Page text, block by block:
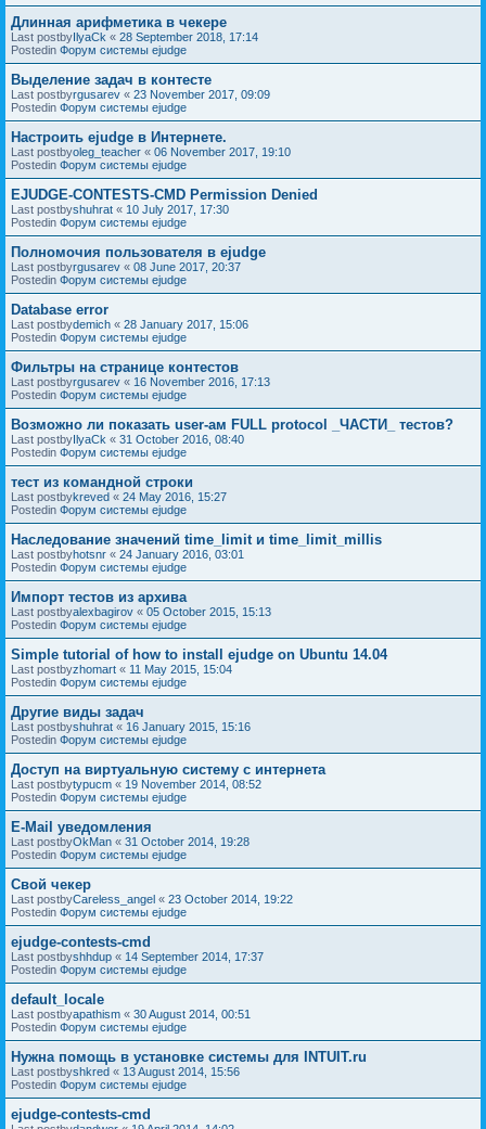
Длинная арифметика в чекере
Last postbyIlyaCk « 28 September 2018, 17:14
Postedin Форум системы ejudge
Выделение задач в контесте
Last postbyrgusarev « 23 November 2017, 09:09
Postedin Форум системы ejudge
Настроить ejudge в Интернете.
Last postbyoleg_teacher « 06 November 2017, 19:10
Postedin Форум системы ejudge
EJUDGE-CONTESTS-CMD Permission Denied
Last postbyshuhrat « 10 July 2017, 17:30
Postedin Форум системы ejudge
Полномочия пользователя в ejudge
Last postbyrgusarev « 08 June 2017, 20:37
Postedin Форум системы ejudge
Database error
Last postbydemich « 28 January 2017, 15:06
Postedin Форум системы ejudge
Фильтры на странице контестов
Last postbyrgusarev « 16 November 2016, 17:13
Postedin Форум системы ejudge
Возможно ли показать user-ам FULL protocol _ЧАСТИ_ тестов?
Last postbyIlyaCk « 31 October 2016, 08:40
Postedin Форум системы ejudge
тест из командной строки
Last postbykreved « 24 May 2016, 15:27
Postedin Форум системы ejudge
Наследование значений time_limit и time_limit_millis
Last postbyhotsnr « 24 January 2016, 03:01
Postedin Форум системы ejudge
Импорт тестов из архива
Last postbyalexbagirov « 05 October 2015, 15:13
Postedin Форум системы ejudge
Simple tutorial of how to install ejudge on Ubuntu 14.04
Last postbyzhomart « 11 May 2015, 15:04
Postedin Форум системы ejudge
Другие виды задач
Last postbyshuhrat « 16 January 2015, 15:16
Postedin Форум системы ejudge
Доступ на виртуальную систему с интернета
Last postbytypucm « 19 November 2014, 08:52
Postedin Форум системы ejudge
E-Mail уведомления
Last postbyOkMan « 31 October 2014, 19:28
Postedin Форум системы ejudge
Свой чекер
Last postbyCareless_angel « 23 October 2014, 19:22
Postedin Форум системы ejudge
ejudge-contests-cmd
Last postbyshhdup « 14 September 2014, 17:37
Postedin Форум системы ejudge
default_locale
Last postbyapathism « 30 August 2014, 00:51
Postedin Форум системы ejudge
Нужна помощь в установке системы для INTUIT.ru
Last postbyshkred « 13 August 2014, 15:56
Postedin Форум системы ejudge
ejudge-contests-cmd